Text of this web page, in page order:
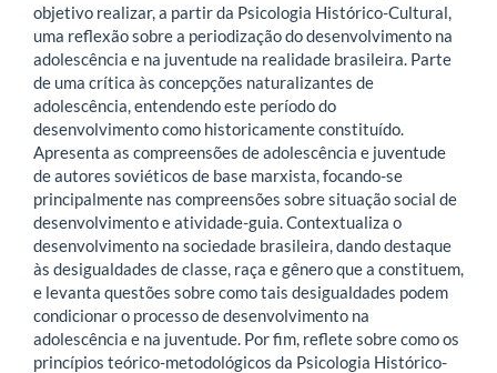
objetivo realizar, a partir da Psicologia Histórico-Cultural,
uma reflexão sobre a periodização do desenvolvimento na
adolescência e na juventude na realidade brasileira. Parte
de uma crítica às concepções naturalizantes de
adolescência, entendendo este período do
desenvolvimento como historicamente constituído.
Apresenta as compreensões de adolescência e juventude
de autores soviéticos de base marxista, focando-se
principalmente nas compreensões sobre situação social de
desenvolvimento e atividade-guia. Contextualiza o
desenvolvimento na sociedade brasileira, dando destaque
às desigualdades de classe, raça e gênero que a constituem,
e levanta questões sobre como tais desigualdades podem
condicionar o processo de desenvolvimento na
adolescência e na juventude. Por fim, reflete sobre como os
princípios teórico-metodológicos da Psicologia Histórico-